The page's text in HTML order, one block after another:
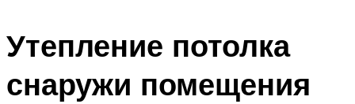
Утепление потолка
снаружи помещения